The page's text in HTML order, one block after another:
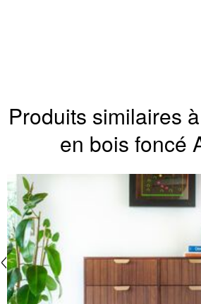
Produits similaires
en bois foncé